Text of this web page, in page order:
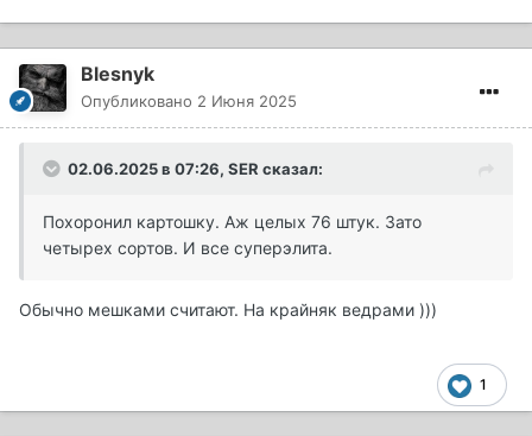
Blesnyk
Опубликовано 2 Июня 2025
02.06.2025 в 07:26, SER сказал:
Похоронил картошку. Аж целых 76 штук. Зато
четырех сортов. И все суперэлита.
Обычно мешками считают. На крайняк ведрами )))
1